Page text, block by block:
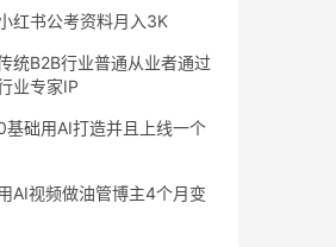
红书公考资料月入3K
统B2B行业普通从业者通过
业专家IP
基础用AI打造并且上线一个
AI视频做油管博主4个月变